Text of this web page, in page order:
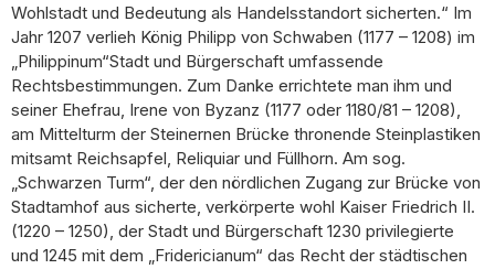
Wohlstadt und Bedeutung als Handelsstandort sicherten.“ Im
Jahr 1207 verlieh König Philipp von Schwaben (1177 – 1208) im
„Philippinum“Stadt und Bürgerschaft umfassende
Rechtsbestimmungen. Zum Danke errichtete man ihm und
seiner Ehefrau, Irene von Byzanz (1177 oder 1180/81 – 1208),
am Mittelturm der Steinernen Brücke thronende Steinplastiken
mitsamt Reichsapfel, Reliquiar und Füllhorn. Am sog.
„Schwarzen Turm“, der den nördlichen Zugang zur Brücke von
Stadtamhof aus sicherte, verkörperte wohl Kaiser Friedrich II.
(1220 – 1250), der Stadt und Bürgerschaft 1230 privilegierte
und 1245 mit dem „Fridericianum“ das Recht der städtischen